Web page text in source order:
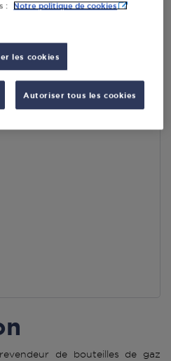
de bouteilles de gaz
:
Notre politique de cookies
les cookies
Autoriser tous les cookies